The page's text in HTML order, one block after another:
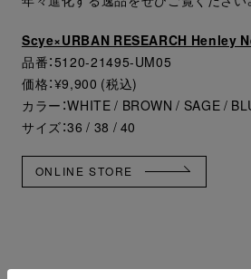
Scye×URBAN RESEARCH Henley
品番：5120-21495-UM05
価格：¥9,900 (税込)
カラー：WHITE / BROWN / SAGE /
サイズ：36 / 38 / 40
ONLINE STORE